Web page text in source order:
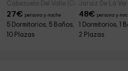
Cabezuela Del Valle (Cáceres)
27€ persona y noche
5 Dormitorios, 5 Baños,
10 Plazas
Jaraiz De La
48€ persona y
1 Dormitorios, 1
2 Plazas